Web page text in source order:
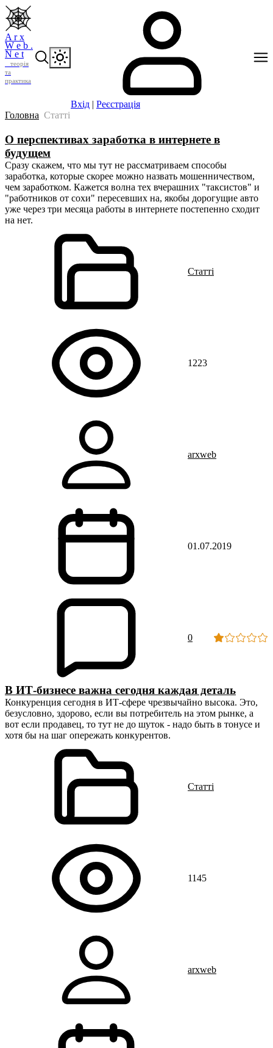
A r x
W e b .
N e t
теорія
та
практика
Вхід | Реєстрація
Головна Статті
О перспективах заработка в интернете в
будущем
Сразу скажем, что мы тут не рассматриваем способы
заработка, которые скорее можно назвать мошенничеством,
чем заработком. Кажется волна тех вчерашних "таксистов" и
"работников от сохи" пересевших на, якобы дорогущие авто
уже через три месяца работы в интернете постепенно сходит
на нет.
Статті
1223
arxweb
01.07.2019
0
В ИТ-бизнесе важна сегодня каждая деталь
Конкуренция сегодня в ИТ-сфере чрезвычайно высока. Это,
безусловно, здорово, если вы потребитель на этом рынке, а
вот если продавец, то тут не до шуток - надо быть в тонусе и
хотя бы на шаг опережать конкурентов.
Статті
1145
arxweb